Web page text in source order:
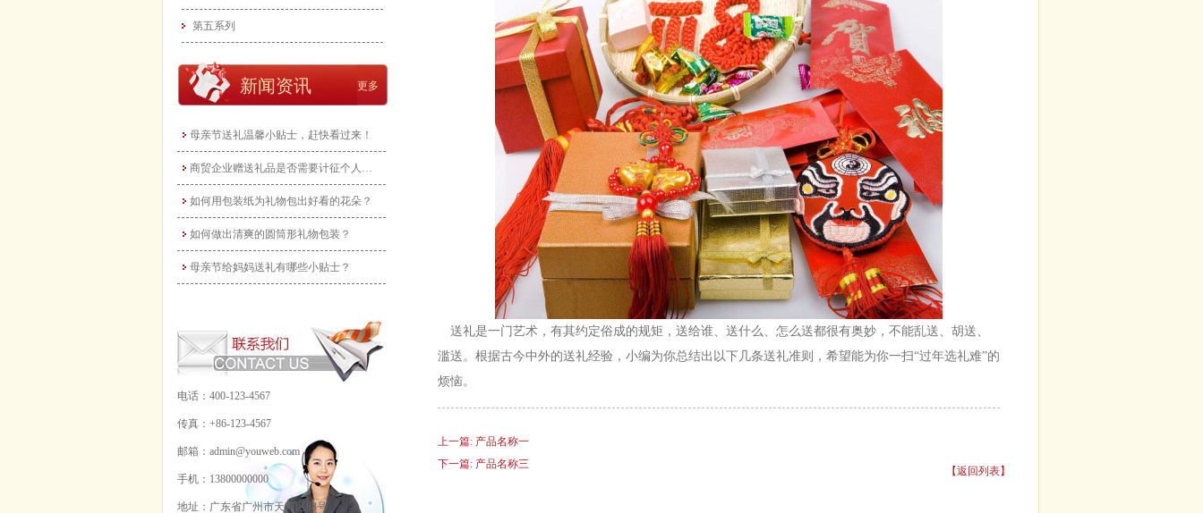
第五系列
新闻资讯 更多
母亲节送礼温馨小贴士，赶快看过来！
商贸企业赠送礼品是否需要计征个人所得税？
如何用包装纸为礼物包出好看的花朵？
如何做出清爽的圆筒形礼物包装？
母亲节给妈妈送礼有哪些小贴士？
电话：400-123-4567
传真：+86-123-4567
邮箱：admin@youweb.com
手机：13800000000
地址：广东省广州市天河区88号
送礼是一门艺术，有其约定俗成的规矩，送给谁、送什么、怎么送都很有奥妙，不能乱送、胡送、
滥送。根据古今中外的送礼经验，小编为你总结出以下几条送礼准则，希望能为你一扫“过年选礼难”的
烦恼。
上一篇: 产品名称一
下一篇: 产品名称三
【返回列表】